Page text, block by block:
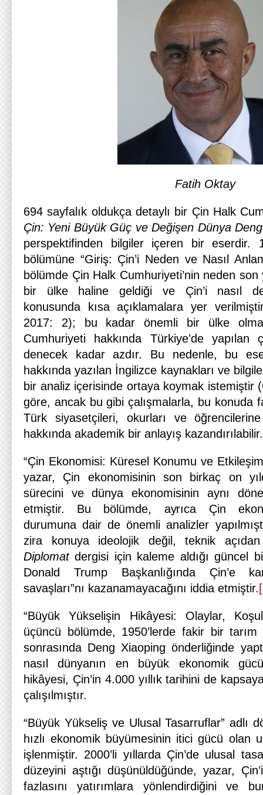
Fatih Oktay
694 sayfalık oldukça detaylı bir Çin Halk
Çin: Yeni Büyük Güç ve Değişen Dünya
perspektifinden bilgiler içeren bir eserdir.
bölümüne “Giriş: Çin’i Neden ve Nasıl
bölümde Çin Halk Cumhuriyeti’nin neden
bir ülke haline geldiği ve Çin’i nasıl
konusunda kısa açıklamalara yer
2017: 2); bu kadar önemli bir ülke
Cumhuriyeti hakkında Türkiye’de yapılan
denecek kadar azdır. Bu nedenle, bu
hakkında yazılan İngilizce kaynakları ve
bir analiz içerisinde ortaya koymak istemiştir
göre, ancak bu gibi çalışmalarla, bu konuda
Türk siyasetçileri, okurları ve
hakkında akademik bir anlayış kazandırılabilir.
“Çin Ekonomisi: Küresel Konumu ve
yazar, Çin ekonomisinin son birkaç on
sürecini ve dünya ekonomisinin aynı
etmiştir. Bu bölümde, ayrıca Çin
durumuna dair de önemli analizler
zira konuya ideolojik değil, teknik
Diplomatdergisi için kaleme aldığı güncel
Donald Trump Başkanlığında Çin’e
savaşları”nı kazanamayacağını iddia etmiştir.
“Büyük Yükselişin Hikâyesi: Olaylar,
üçüncü bölümde, 1950’lerde fakir bir
sonrasında Deng Xiaoping önderliğinde
nasıl dünyanın en büyük ekonomik
hikâyesi, Çin’in 4.000 yıllık tarihini de
çalışılmıştır.
“Büyük Yükseliş ve Ulusal Tasarruflar” adlı
hızlı ekonomik büyümesinin itici gücü olan
işlenmiştir. 2000’li yıllarda Çin’de ulusal
düzeyini aştığı düşünüldüğünde, yazar,
fazlasını yatırımlara yönlendirdiğini ve